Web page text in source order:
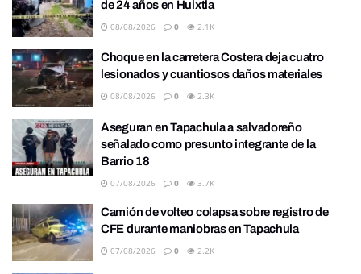
de 24 años en Huixtla
08/08/2026 0 2.1K
Choque en la carretera Costera deja cuatro
lesionados y cuantiosos daños materiales
08/08/2026 0 2.3K
Aseguran en Tapachula a salvadoreño
señalado como presunto integrante de la
Barrio 18
07/08/2026 0 3.7K
Camión de volteo colapsa sobre registro de
CFE durante maniobras en Tapachula
07/08/2026 0 2.2K